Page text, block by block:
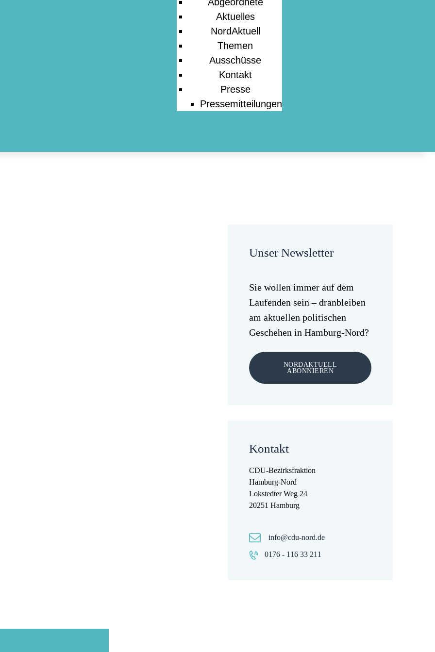
Aktuelles
NordAktuell
Themen
Ausschüsse
Kontakt
Presse
Pressemitteilungen
Unser Newsletter
Sie wollen immer auf dem
Laufenden sein – dranbleiben
am aktuellen politischen
Geschehen in Hamburg-Nord?
NORDAKTUELL
ABONNIEREN
Kontakt
CDU-Bezirksfraktion
Hamburg-Nord
Lokstedter Weg 24
20251 Hamburg
info@cdu-nord.de
0176 - 116 33 211